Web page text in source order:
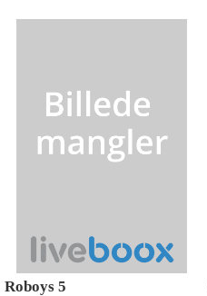
Roboys 5